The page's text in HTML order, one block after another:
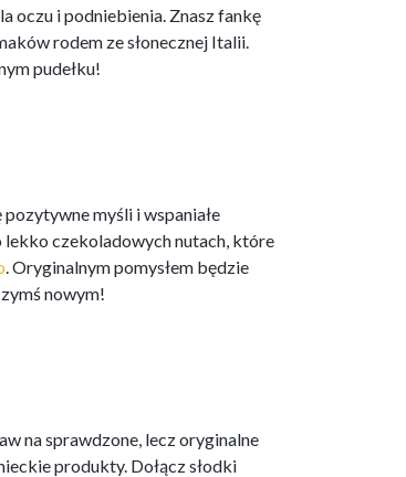
oczu i podniebienia. Znasz fankę
rodem ze słonecznej Italii.
pudełku!
myśli i wspaniałe
lekko czekoladowych nutach, które
. Oryginalnym pomysłem będzie
nowym!
na sprawdzone, lecz oryginalne
produkty. Dołącz słodki